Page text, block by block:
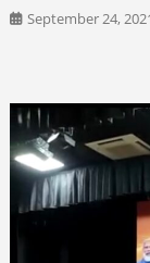
September 24,